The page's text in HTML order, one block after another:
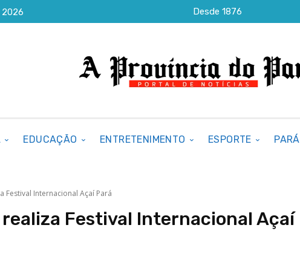
Desde 1876
EDUCAÇÃO ENTRETENIMENTO ESPORTE PARÁ
Festival Internacional Açaí Pará
realiza Festival Internacional Açaí